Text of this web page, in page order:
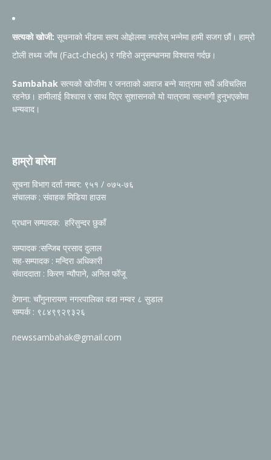
सत्यको खोजी: सूचनाको भीडमा सत्य ओझेलमा नपरोस् भन्नेमा हामी सजग छौं। हाम्रो
टोली तथ्य जाँच (Fact-check) र गहिरो अनुसन्धानमा विश्वास गर्दछ।
Sambahak सत्यको खोजीमा र जनताको आवाज बन्ने यात्रामा सधैं अविचलित
रहनेछ। हामीलाई विश्वास र साथ दिएर सुशासनको यो यात्रामा सहभागी हुनुभएकोमा
धन्यवाद।
हाम्रो बारेमा
सूचना विभाग दर्ता नम्वर: ९५१ / ०७५-७६
संचालक : संवाहक मिडिया हाउस
प्रधान सम्पादक: हरिसुन्दर छुकाँ
सम्पादक :सन्जिब प्रसाद दुलाल
सह-सम्पादक : मन्दिरा अधिकारी
संवाददाता : किरण न्यौपाने, अनिल फोँजू
ठेगाना: चाँगुनारायण नगरपालिका वडा नम्वर ८ सुडाल
सम्पर्क : ९८४९९२९३२६
newssambahak@gmail.com